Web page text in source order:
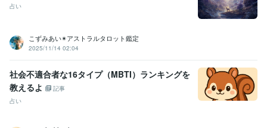
占い
こずみあい✴︎アストラルタロット鑑定
2025/11/14 02:04
社会不適合者な16タイプ（MBTI）ランキングを
教えるよ
記事
占い